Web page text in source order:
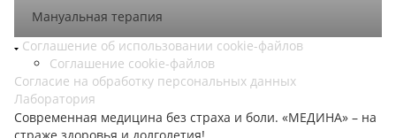
Мануальная терапия
Соглашение об использовании cookie-файлов
Соглашение cookie-файлов
Согласие на обработку персональных данных
Лаборатория
Современная медицина без страха и боли. «МЕДИНА» – на
страже здоровья и долголетия!